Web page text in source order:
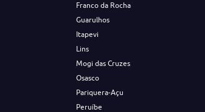
Franco da Rocha
Guarulhos
Itapevi
Lins
Mogi das Cruzes
Osasco
Pariquera-Açu
Peruíbe